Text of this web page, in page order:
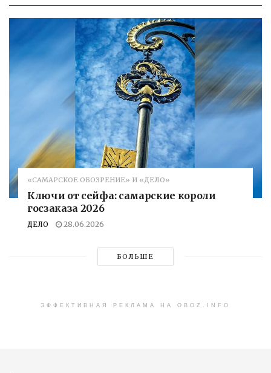
«САМАРСКОЕ ОБОЗРЕНИЕ» И «ДЕЛО»
Ключи от сейфа: самарские короли
госзаказа 2026
ДЕЛО 28.06.2026
БОЛЬШЕ
ЭФФЕКТИВНАЯ РЕКЛАМА НА OBOZ.INFO